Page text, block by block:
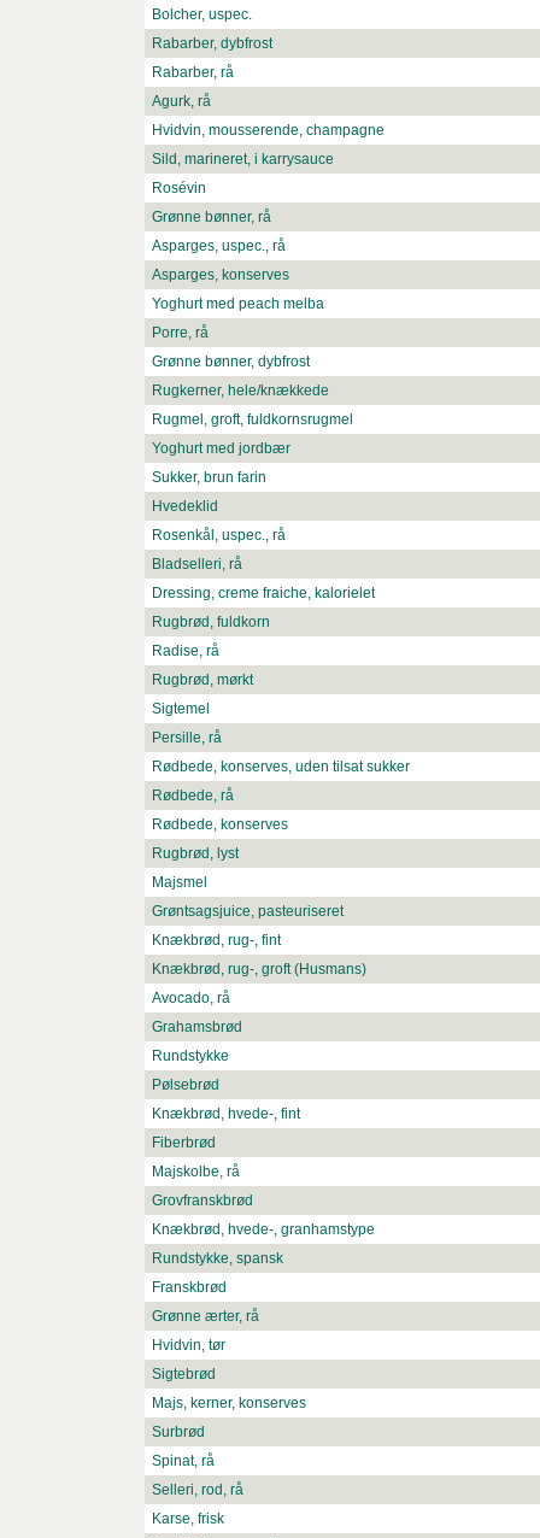
Bolcher, uspec.
Rabarber, dybfrost
Rabarber, rå
Agurk, rå
Hvidvin, mousserende, champagne
Sild, marineret, i karrysauce
Rosévin
Grønne bønner, rå
Asparges, uspec., rå
Asparges, konserves
Yoghurt med peach melba
Porre, rå
Grønne bønner, dybfrost
Rugkerner, hele/knækkede
Rugmel, groft, fuldkornsrugmel
Yoghurt med jordbær
Sukker, brun farin
Hvedeklid
Rosenkål, uspec., rå
Bladselleri, rå
Dressing, creme fraiche, kalorielet
Rugbrød, fuldkorn
Radise, rå
Rugbrød, mørkt
Sigtemel
Persille, rå
Rødbede, konserves, uden tilsat sukker
Rødbede, rå
Rødbede, konserves
Rugbrød, lyst
Majsmel
Grøntsagsjuice, pasteuriseret
Knækbrød, rug-, fint
Knækbrød, rug-, groft (Husmans)
Avocado, rå
Grahamsbrød
Rundstykke
Pølsebrød
Knækbrød, hvede-, fint
Fiberbrød
Majskolbe, rå
Grovfranskbrød
Knækbrød, hvede-, granhamstype
Rundstykke, spansk
Franskbrød
Grønne ærter, rå
Hvidvin, tør
Sigtebrød
Majs, kerner, konserves
Surbrød
Spinat, rå
Selleri, rod, rå
Karse, frisk